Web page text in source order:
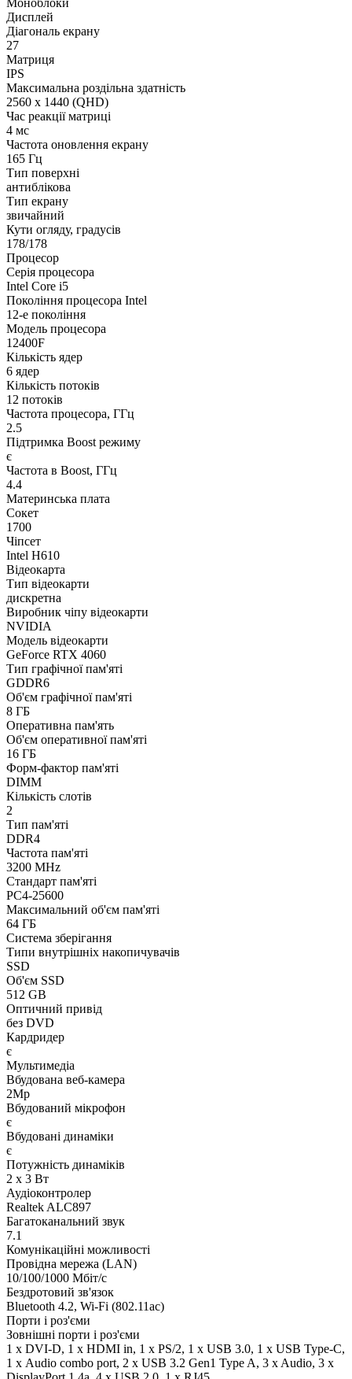
Моноблоки
Дисплей
Діагональ екрану
27
Матриця
IPS
Максимальна роздільна здатність
2560 x 1440 (QHD)
Час реакції матриці
4 мс
Частота оновлення екрану
165 Гц
Тип поверхні
антиблікова
Тип екрану
звичайний
Кути огляду, градусів
178/178
Процесор
Серія процесора
Intel Core i5
Покоління процесора Intel
12-е покоління
Модель процесора
12400F
Кількість ядер
6 ядер
Кількість потоків
12 потоків
Частота процесора, ГГц
2.5
Підтримка Boost режиму
є
Частота в Boost, ГГц
4.4
Материнська плата
Сокет
1700
Чіпсет
Intel H610
Відеокарта
Тип відеокарти
дискретна
Виробник чіпу відеокарти
NVIDIA
Модель відеокарти
GeForce RTX 4060
Тип графічної пам'яті
GDDR6
Об'єм графічної пам'яті
8 ГБ
Оперативна пам'ять
Об'єм оперативної пам'яті
16 ГБ
Форм-фактор пам'яті
DIMM
Кількість слотів
2
Тип пам'яті
DDR4
Частота пам'яті
3200 MHz
Стандарт пам'яті
PC4-25600
Максимальний об'єм пам'яті
64 ГБ
Система зберігання
Типи внутрішніх накопичувачів
SSD
Об'єм SSD
512 GB
Оптичний привід
без DVD
Кардридер
є
Мультимедіа
Вбудована веб-камера
2Mp
Вбудований мікрофон
є
Вбудовані динаміки
є
Потужність динаміків
2 x 3 Вт
Аудіоконтролер
Realtek ALC897
Багатоканальний звук
7.1
Комунікаційні можливості
Провідна мережа (LAN)
10/100/1000 Мбіт/с
Бездротовий зв'язок
Bluetooth 4.2, Wi-Fi (802.11ac)
Порти і роз'єми
Зовнішні порти і роз'єми
1 x DVI-D, 1 x HDMI in, 1 x PS/2, 1 x USB 3.0, 1 x USB Type-C,
1 х Audio combo port, 2 x USB 3.2 Gen1 Type A, 3 x Audio, 3 x